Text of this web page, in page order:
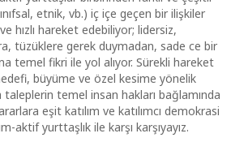
etnik, vb.) iç içe geçen bir ilişkiler
hızlı hareket edebiliyor; lidersiz,
tüzüklere gerek duymadan, sade ce bir
temel fikri ile yol alıyor. Sürekli hareket
büyüme ve özel kesime yönelik
taleplerin temel insan hakları bağlamında
eşit katılım ve katılımcı demokrasi
aktif yurttaşlık ile karşı karşıyayız.